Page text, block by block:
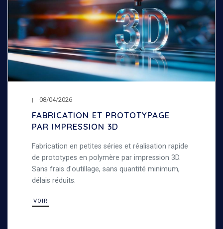
08/04/2026
FABRICATION ET PROTOTYPAGE
PAR IMPRESSION 3D
Fabrication en petites séries et réalisation rapide
de prototypes en polymère par impression 3D.
Sans frais d'outillage, sans quantité minimum,
délais réduits.
VOIR